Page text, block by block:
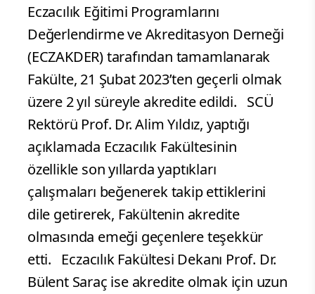
Eczacılık Eğitimi Programlarını
Değerlendirme ve Akreditasyon Derneği
(ECZAKDER) tarafından tamamlanarak
Fakülte, 21 Şubat 2023’ten geçerli olmak
üzere 2 yıl süreyle akredite edildi. SCÜ
Rektörü Prof. Dr. Alim Yıldız, yaptığı
açıklamada Eczacılık Fakültesinin
özellikle son yıllarda yaptıkları
çalışmaları beğenerek takip ettiklerini
dile getirerek, Fakültenin akredite
olmasında emeği geçenlere teşekkür
etti. Eczacılık Fakültesi Dekanı Prof. Dr.
Bülent Saraç ise akredite olmak için uzun